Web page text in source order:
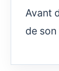
Avant
de